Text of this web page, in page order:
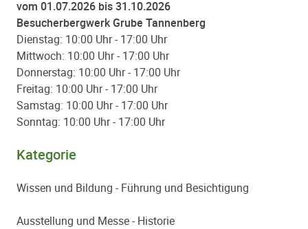
vom 01.07.2026 bis 31.10.2026
Besucherbergwerk Grube Tannenberg
Dienstag: 10:00 Uhr - 17:00 Uhr
Mittwoch: 10:00 Uhr - 17:00 Uhr
Donnerstag: 10:00 Uhr - 17:00 Uhr
Freitag: 10:00 Uhr - 17:00 Uhr
Samstag: 10:00 Uhr - 17:00 Uhr
Sonntag: 10:00 Uhr - 17:00 Uhr
Kategorie
Wissen und Bildung - Führung und Besichtigung
Ausstellung und Messe - Historie